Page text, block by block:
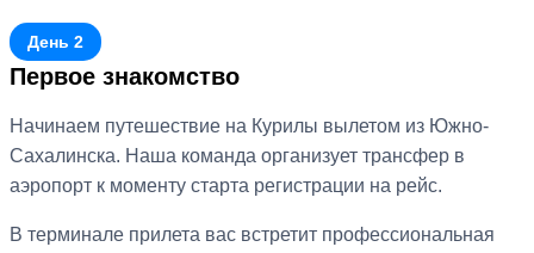
День 2
Первое знакомство
Начинаем путешествие на Курилы вылетом из Южно-
Сахалинска. Наша команда организует трансфер в
аэропорт к моменту старта регистрации на рейс.
В терминале прилета вас встретит профессиональная